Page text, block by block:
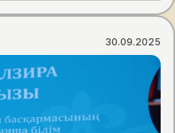
30.09.2025